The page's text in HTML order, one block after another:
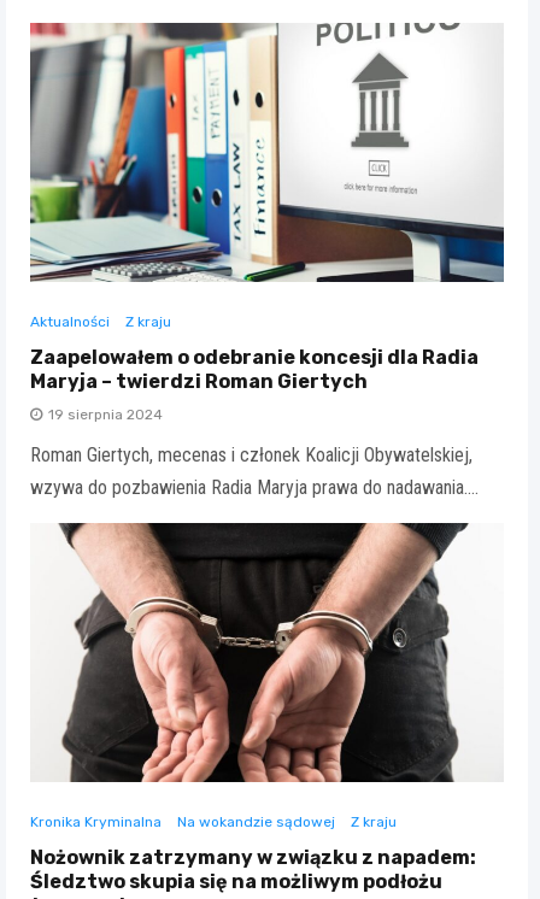
Aktualności Z kraju
Zaapelowałem o odebranie koncesji dla Radia
Maryja – twierdzi Roman Giertych
19 sierpnia 2024
Roman Giertych, mecenas i członek Koalicji Obywatelskiej,
wzywa do pozbawienia Radia Maryja prawa do nadawania.…
Kronika Kryminalna Na wokandzie sądowej Z kraju
Nożownik zatrzymany w związku z napadem:
Śledztwo skupia się na możliwym podłożu